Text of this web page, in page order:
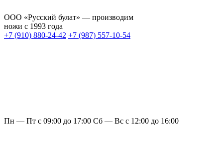
ООО «Русский булат» — производим
ножи с 1993 года
+7 (910) 880-24-42 +7 (987) 557-10-54
Пн — Пт с 09:00 до 17:00 Сб — Вс с 12:00 до 16:00